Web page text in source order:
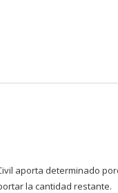
aporta determinado
la cantidad restante.